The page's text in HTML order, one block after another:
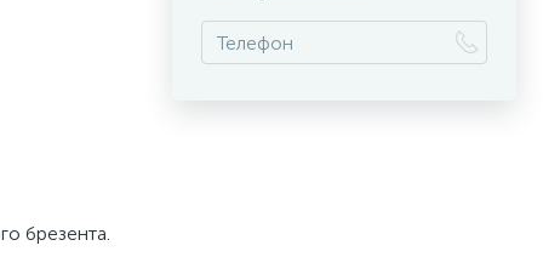
брезента.